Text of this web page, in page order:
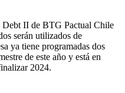
II de BTG Pactual Chile
serán utilizados de
ya tiene programadas dos
de este año y está en
2024.